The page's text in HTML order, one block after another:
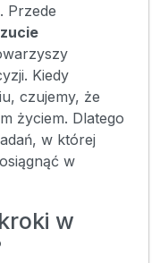
Przede
Kiedy
czujemy, że
życiem. Dlatego
w której
w
w